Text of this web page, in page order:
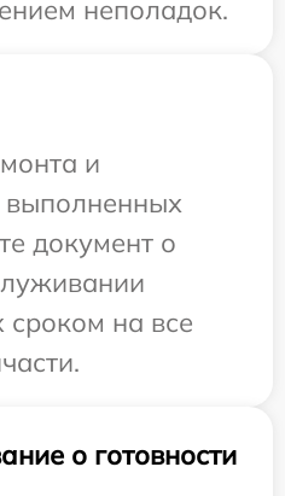
неполадок.
и
выполненных
документ о
сроком на все
о готовности